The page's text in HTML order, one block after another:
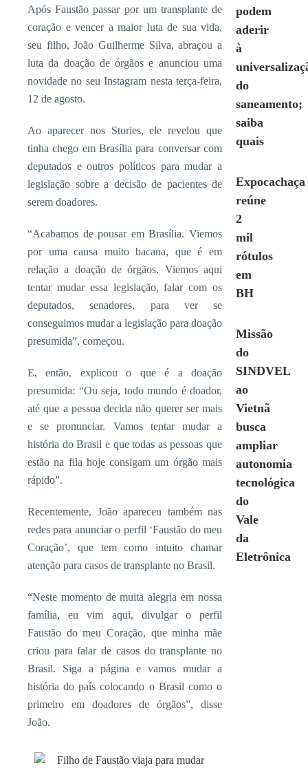
Após Faustão passar por um transplante de
coração e vencer a maior luta de sua vida,
seu filho, João Guilherme Silva, abraçou a
luta da doação de órgãos e anunciou uma
novidade no seu Instagram nesta terça-feira,
12 de agosto.
Ao aparecer nos Stories, ele revelou que
tinha chego em Brasília para conversar com
deputados e outros políticos para mudar a
legislação sobre a decisão de pacientes de
serem doadores.
“Acabamos de pousar em Brasília. Viemos
por uma causa muito bacana, que é em
relação a doação de órgãos. Viemos aqui
tentar mudar essa legislação, falar com os
deputados, senadores, para ver se
conseguimos mudar a legislação para doação
presumida”, começou.
E, então, explicou o que é a doação
presumida: “Ou seja, todo mundo é doador,
até que a pessoa decida não querer ser mais
e se pronunciar. Vamos tentar mudar a
história do Brasil e que todas as pessoas que
estão na fila hoje consigam um órgão mais
rápido”.
Recentemente, João apareceu também nas
redes para anunciar o perfil ‘Faustão do meu
Coração’, que tem como intuito chamar
atenção para casos de transplante no Brasil.
“Neste momento de muita alegria em nossa
família, eu vim aqui, divulgar o perfil
Faustão do meu Coração, que minha mãe
criou para falar de casos do transplante no
Brasil. Siga a página e vamos mudar a
história do país colocando o Brasil como o
primeiro em doadores de órgãos”, disse
João.
podem
aderir
à
do
saneamento;
saiba
quais
Expocachaça
reúne
2
mil
rótulos
em
BH
Missão
do
SINDVEL
ao
Vietnã
busca
ampliar
autonomia
tecnológica
do
Vale
da
Eletrônica